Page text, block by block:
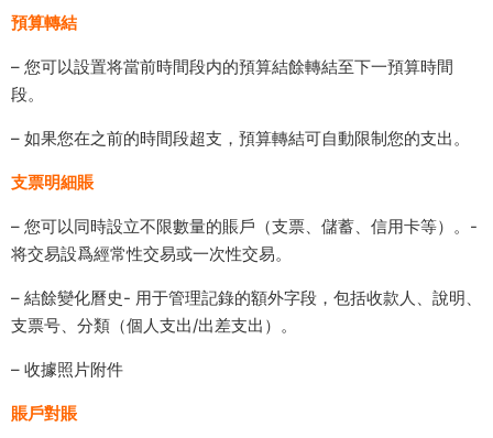
預算轉結
– 您可以設置将當前時間段内的預算結餘轉結至下一預算時間
段。
– 如果您在之前的時間段超支，預算轉結可自動限制您的支出。
支票明細賬
– 您可以同時設立不限數量的賬戶（支票、儲蓄、信用卡等）。-
将交易設爲經常性交易或一次性交易。
– 結餘變化曆史- 用于管理記錄的額外字段，包括收款人、說明、
支票号、分類（個人支出/出差支出）。
– 收據照片附件
賬戶對賬